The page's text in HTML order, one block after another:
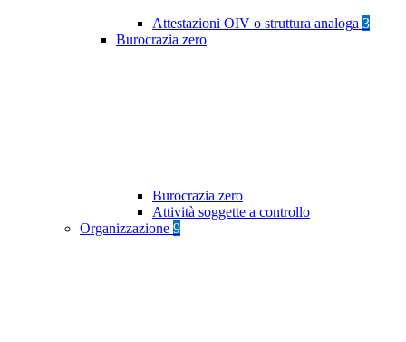
Attestazioni OIV o struttura analoga 3
Burocrazia zero
Burocrazia zero
Attività soggette a controllo
Organizzazione 9